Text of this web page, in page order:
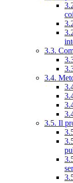
3.3.
3.4.
3.5. Il